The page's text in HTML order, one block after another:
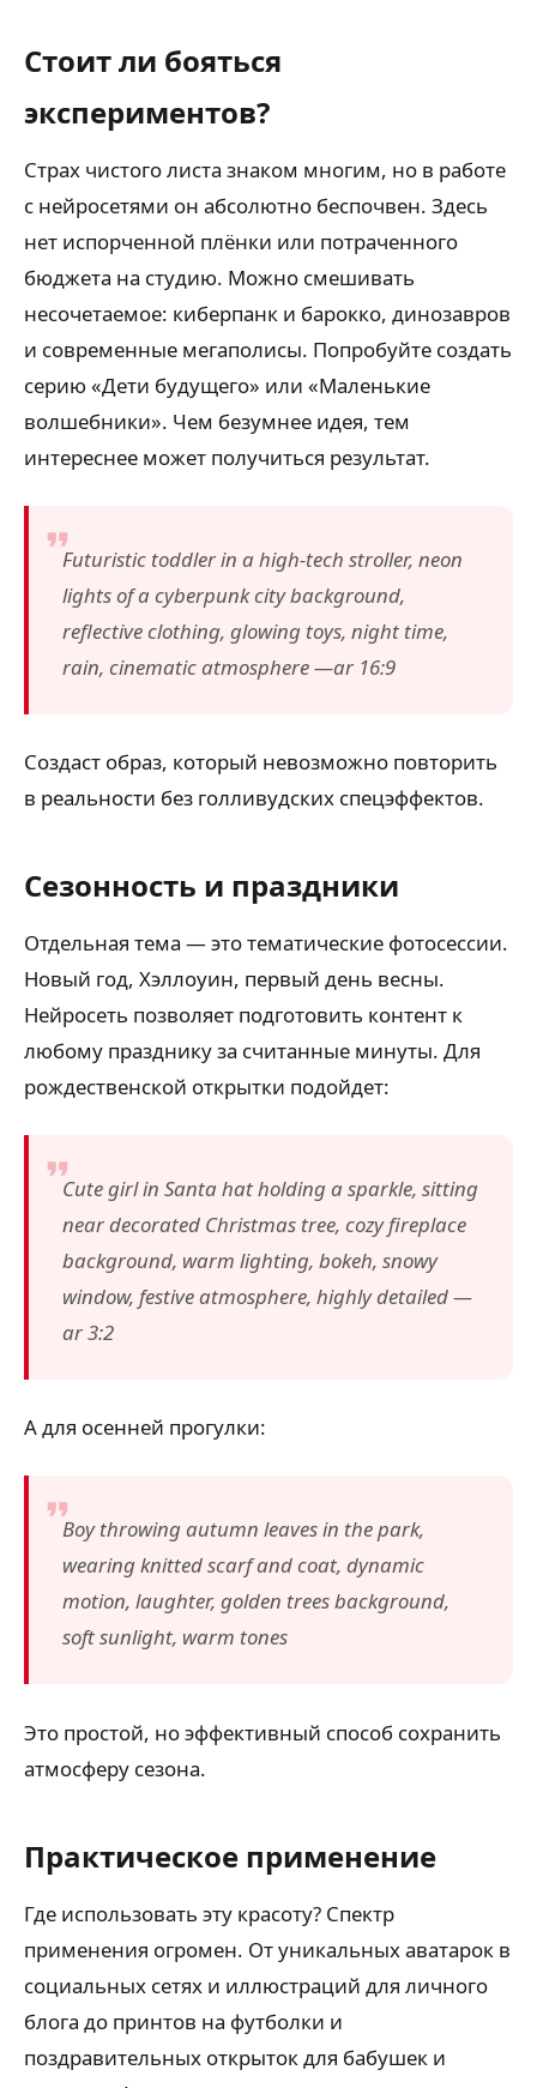
Стоит ли бояться
экспериментов?
Страх чистого листа знаком многим, но в работе
с нейросетями он абсолютно беспочвен. Здесь
нет испорченной плёнки или потраченного
бюджета на студию. Можно смешивать
несочетаемое: киберпанк и барокко, динозавров
и современные мегаполисы. Попробуйте создать
серию «Дети будущего» или «Маленькие
волшебники». Чем безумнее идея, тем
интереснее может получиться результат.
Futuristic toddler in a high-tech stroller, neon
lights of a cyberpunk city background,
reflective clothing, glowing toys, night time,
rain, cinematic atmosphere —ar 16:9
Создаст образ, который невозможно повторить
в реальности без голливудских спецэффектов.
Сезонность и праздники
Отдельная тема — это тематические фотосессии.
Новый год, Хэллоуин, первый день весны.
Нейросеть позволяет подготовить контент к
любому празднику за считанные минуты. Для
рождественской открытки подойдет:
Cute girl in Santa hat holding a sparkle, sitting
near decorated Christmas tree, cozy fireplace
background, warm lighting, bokeh, snowy
window, festive atmosphere, highly detailed —
ar 3:2
А для осенней прогулки:
Boy throwing autumn leaves in the park,
wearing knitted scarf and coat, dynamic
motion, laughter, golden trees background,
soft sunlight, warm tones
Это простой, но эффективный способ сохранить
атмосферу сезона.
Практическое применение
Где использовать эту красоту? Спектр
применения огромен. От уникальных аватарок в
социальных сетях и иллюстраций для личного
блога до принтов на футболки и
поздравительных открыток для бабушек и